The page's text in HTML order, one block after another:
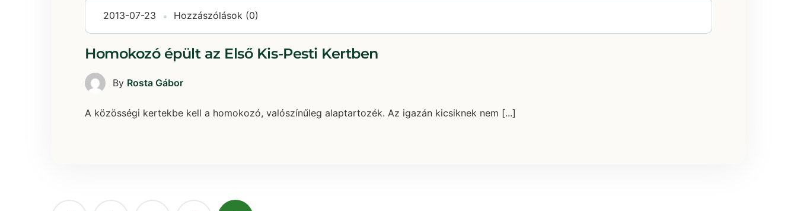
2013-07-23 Hozzászólások (0)
Homokozó épült az Első Kis-Pesti Kertben
By Rosta Gábor
A közösségi kertekbe kell a homokozó, valószínűleg alaptartozék. Az igazán kicsiknek nem [...]